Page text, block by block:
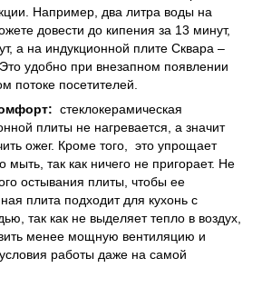
Например, два литра воды на
довести до кипения за 13 минут,
а на индукционной плите Сквара –
удобно при внезапном появлении
потоке посетителей.
стеклокерамическая
плиты не нагревается, а значит
ожег. Кроме того, это упрощает
мыть, так как ничего не пригорает. Не
остывания плиты, чтобы ее
плита подходит для кухонь с
так как не выделяет тепло в воздух,
менее мощную вентиляцию и
работы даже на самой